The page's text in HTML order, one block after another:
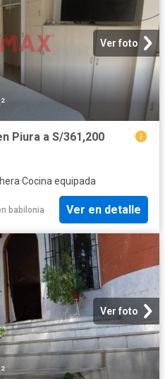
Ver foto
Piura a S/361,200
·Cocina equipada
babilonia Ver en detalle
Ver foto